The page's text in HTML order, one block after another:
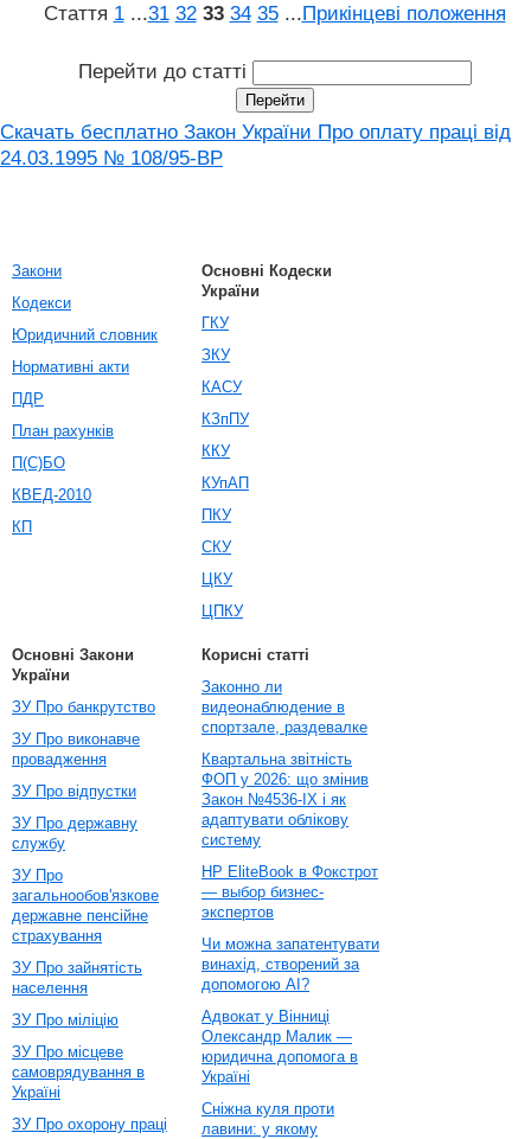
Стаття 1 ...31 32 33 34 35 ...Прикінцеві положення
Перейти до статті
Скачать бесплатно Закон України Про оплату праці вiд
24.03.1995 № 108/95-ВР
Закони
Кодекси
Юридичний словник
Нормативні акти
ПДР
План рахунків
П(С)БО
КВЕД-2010
КП
Основні Кодески
України
ГКУ
ЗКУ
КАСУ
КЗпПУ
ККУ
КУпАП
ПКУ
СКУ
ЦКУ
ЦПКУ
Основні Закони
України
ЗУ Про банкрутство
ЗУ Про виконавче
провадження
ЗУ Про відпустки
ЗУ Про державну
службу
ЗУ Про
загальнообов'язкове
державне пенсійне
страхування
ЗУ Про зайнятість
населення
ЗУ Про міліцію
ЗУ Про місцеве
самоврядування в
Україні
ЗУ Про охорону праці
Корисні статті
Законно ли
видеонаблюдение в
спортзале, раздевалке
Квартальна звітність
ФОП у 2026: що змінив
Закон №4536-IX і як
адаптувати облікову
систему
HP EliteBook в Фокстрот
— выбор бизнес-
экспертов
Чи можна запатентувати
винахід, створений за
допомогою AI?
Адвокат у Вінниці
Олександр Малик —
юридична допомога в
Україні
Сніжна куля проти
лавини: у якому